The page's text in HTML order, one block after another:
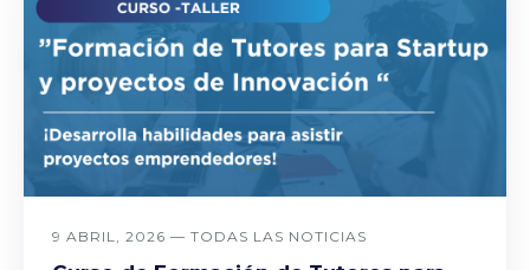
9 ABRIL, 2026 — TODAS LAS NOTICIAS